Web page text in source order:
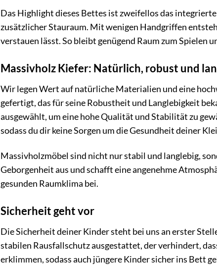
Das Highlight dieses Bettes ist zweifellos das
zusätzlicher Stauraum. Mit wenigen Handgriffen
verstauen lässt. So bleibt genügend Raum zum Spielen
Massivholz Kiefer: Natürlich, robust und
Wir legen Wert auf natürliche Materialien und eine
gefertigt, das für seine Robustheit und Langlebigkeit
ausgewählt, um eine hohe Qualität und Stabilität zu
sodass du dir keine Sorgen um die Gesundheit deiner
Massivholzmöbel sind nicht nur stabil und langlebig,
Geborgenheit aus und schafft eine angenehme
gesunden Raumklima bei.
Sicherheit geht vor
Die Sicherheit deiner Kinder steht bei uns an erster
stabilen Rausfallschutz ausgestattet, der verhindert,
erklimmen, sodass auch jüngere Kinder sicher ins Bett